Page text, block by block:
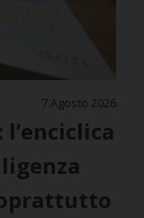
7 Agosto 2026